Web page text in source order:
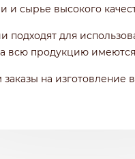
и сырье высокого
подходят для
всю продукцию
на изготовление